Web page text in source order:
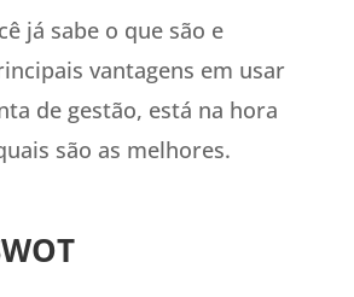
já sabe o que são e
vantagens em usar
de gestão, está na hora
são as melhores.